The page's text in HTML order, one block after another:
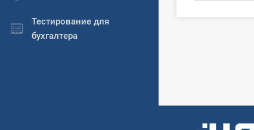
Тестирование для
бухгалтера